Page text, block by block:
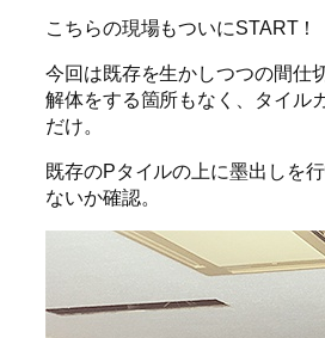
こちらの現場もついにSTART！
今回は既存を生かしつつの間仕
解体をする箇所もなく、タイル
だけ。
既存のPタイルの上に墨出しを
ないか確認。